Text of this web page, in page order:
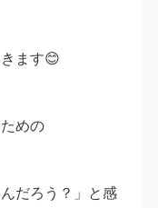
ます😊
めの
だろう？」と感